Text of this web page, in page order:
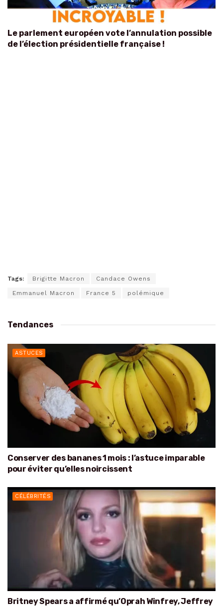
Le parlement européen vote l’annulation possible
de l’élection présidentielle française !
Tags: Brigitte Macron Candace Owens
Emmanuel Macron France 5 polémique
Tendances
ASTUCES
Conserver des bananes 1 mois : l’astuce imparable
pour éviter qu’elles noircissent
CÉLÉBRITÉS
Britney Spears a affirmé qu’Oprah Winfrey, Jeffrey